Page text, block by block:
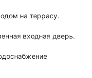
на террасу.
входная дверь.